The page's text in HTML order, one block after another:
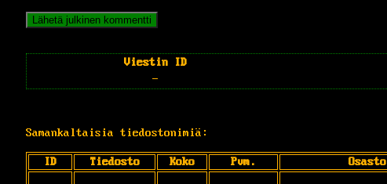
Viestin ID
-
Samankaltaisia tiedostonimiä:
ID Tiedosto Koko Pvm. Osasto